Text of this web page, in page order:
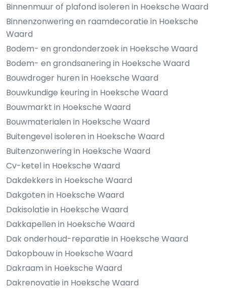
Binnenmuur of plafond isoleren in Hoeksche Waard
Binnenzonwering en raamdecoratie in Hoeksche
Waard
Bodem- en grondonderzoek in Hoeksche Waard
Bodem- en grondsanering in Hoeksche Waard
Bouwdroger huren in Hoeksche Waard
Bouwkundige keuring in Hoeksche Waard
Bouwmarkt in Hoeksche Waard
Bouwmaterialen in Hoeksche Waard
Buitengevel isoleren in Hoeksche Waard
Buitenzonwering in Hoeksche Waard
Cv-ketel in Hoeksche Waard
Dakdekkers in Hoeksche Waard
Dakgoten in Hoeksche Waard
Dakisolatie in Hoeksche Waard
Dakkapellen in Hoeksche Waard
Dak onderhoud-reparatie in Hoeksche Waard
Dakopbouw in Hoeksche Waard
Dakraam in Hoeksche Waard
Dakrenovatie in Hoeksche Waard